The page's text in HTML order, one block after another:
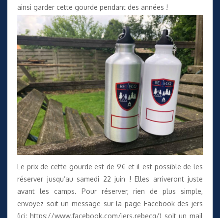
ainsi garder cette gourde pendant des années !
Le prix de cette gourde est de 9€ et il est possible de les
réserver jusqu’au samedi 22 juin ! Elles arriveront juste
avant les camps. Pour réserver, rien de plus simple,
envoyez soit un message sur la page Facebook des jers
(ici: https://www.facebook.com/jers.rebecq/) soit un mail